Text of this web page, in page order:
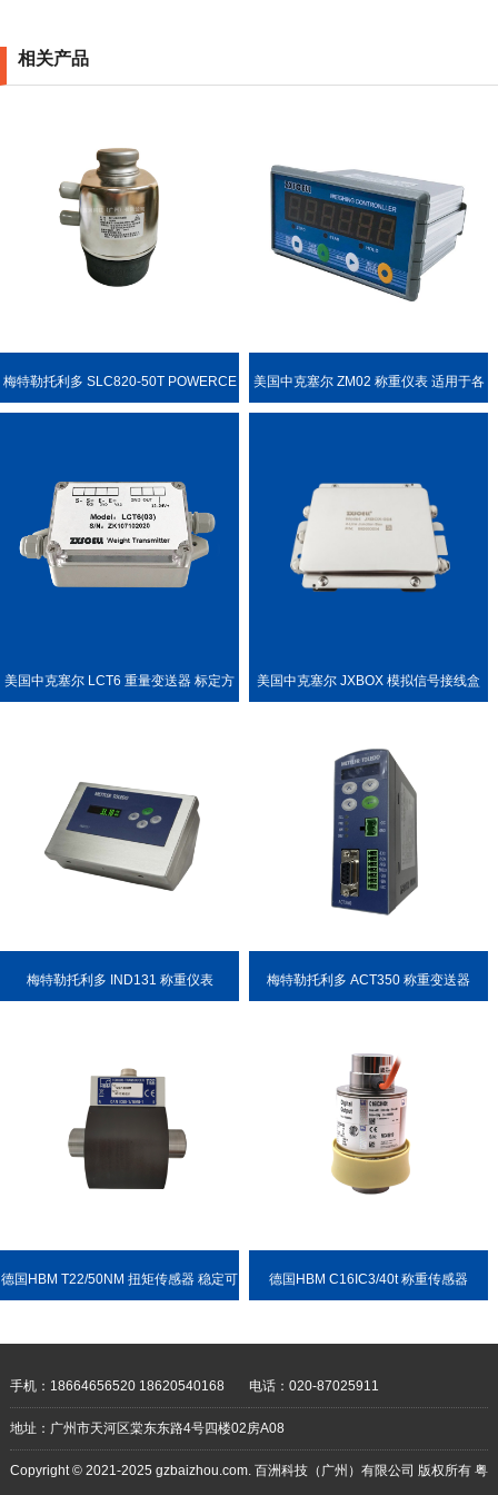
相关产品
梅特勒托利多 SLC820-50T POWERCE 美国中克塞尔 ZM02 称重仪表 适用于各
美国中克塞尔 LCT6 重量变送器 标定方 美国中克塞尔 JXBOX 模拟信号接线盒
梅特勒托利多 IND131 称重仪表 梅特勒托利多 ACT350 称重变送器
德国HBM T22/50NM 扭矩传感器 稳定可 德国HBM C16IC3/40t 称重传感器
手机：18664656520 18620540168 电话：020-87025911
地址：广州市天河区棠东东路4号四楼02房A08
Copyright © 2021-2025 gzbaizhou.com. 百洲科技（广州）有限公司 版权所有 粤